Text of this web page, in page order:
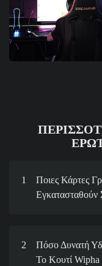
1
Ποιες Κάρτες
Εγκατασταθούν
2
Πόσο Δυνατή
Το Κουτί Wipha